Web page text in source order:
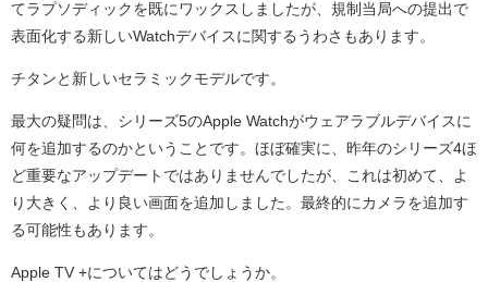
てラプソディックを既にワックスしましたが、規制当局への提出で
表面化する新しいWatchデバイスに関するうわさもあります。
チタンと新しいセラミックモデルです。
最大の疑問は、シリーズ5のApple Watchがウェアラブルデバイスに
何を追加するのかということです。ほぼ確実に、昨年のシリーズ4ほ
ど重要なアップデートではありませんでしたが、これは初めて、よ
り大きく、より良い画面を追加しました。最終的にカメラを追加す
る可能性もあります。
Apple TV +についてはどうでしょうか。